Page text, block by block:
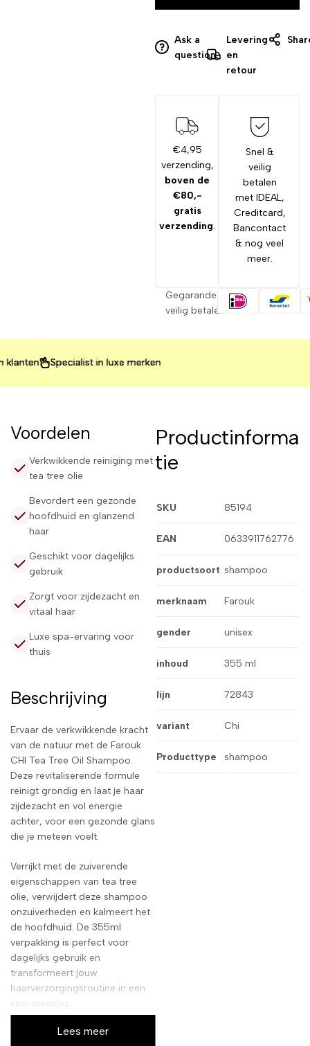
Ask a
question
Levering
en
retour
€4,95
verzending,
boven de
€80,-
gratis
verzending.
Snel &
veilig
betalen
met IDEAL,
Creditcard,
Bancontact
& nog veel
meer.
Gegarandeerd
veilig betalen
Specialist in luxe merken
Specialist in luxe merken
Specialist in luxe merken
Voordelen
Verkwikkende reiniging met
tea tree olie
Bevordert een gezonde
hoofdhuid en glanzend
haar
Geschikt voor dagelijks
gebruik
Zorgt voor zijdezacht en
vitaal haar
Luxe spa-ervaring voor
thuis
Beschrijving
Ervaar de verkwikkende kracht
van de natuur met de Farouk
CHI Tea Tree Oil Shampoo.
Deze revitaliserende formule
reinigt grondig en laat je haar
zijdezacht en vol energie
achter, voor een gezonde glans
die je meteen voelt.
Verrijkt met de zuiverende
eigenschappen van tea tree
olie, verwijdert deze shampoo
onzuiverheden en kalmeert het
de hoofdhuid. De 355ml
verpakking is perfect voor
dagelijks gebruik en
transformeert jouw
haarverzorgingsroutine in een
spa-ervaring.
Lees meer
Productinforma
tie
SKU 85194
EAN 0633911762776
productsoort shampoo
merknaam Farouk
gender unisex
inhoud 355 ml
lijn 72843
variant Chi
Producttype shampoo